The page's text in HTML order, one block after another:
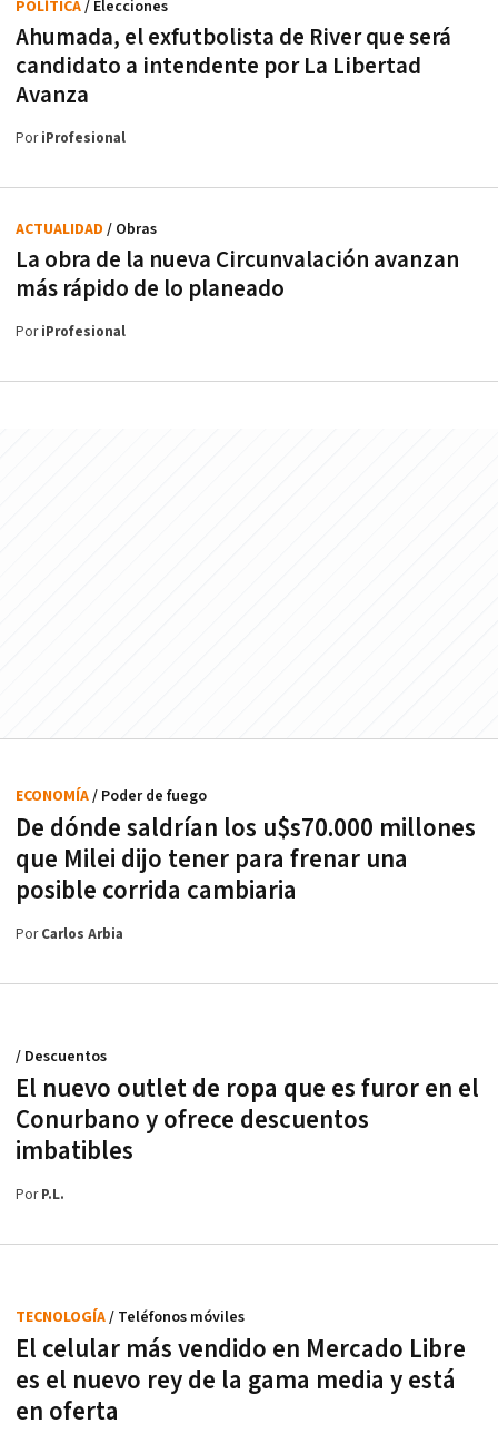
Ahumada, el exfutbolista de River que será
candidato a intendente por La Libertad
Avanza
POLÍTICA/ Elecciones
PoriProfesional
La obra de la nueva Circunvalación avanzan
más rápido de lo planeado
ACTUALIDAD / Obras
PoriProfesional
De dónde saldrían los u$s70.000 millones
que Milei dijo tener para frenar una
posible corrida cambiaria
ECONOMÍA/ Poder de fuego
PorCarlos Arbia
El nuevo outlet de ropa que es furor en el
Conurbano y ofrece descuentos
imbatibles
/ Descuentos
PorP.L.
El celular más vendido en Mercado Libre
es el nuevo rey de la gama media y está
en oferta
TECNOLOGÍA/ Teléfonos móviles